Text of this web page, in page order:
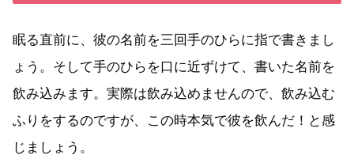
眠る直前に、彼の名前を三回手のひらに指で書きまし
ょう。そして手のひらを口に近ずけて、書いた名前を
飲み込みます。実際は飲み込めませんので、飲み込む
ふりをするのですが、この時本気で彼を飲んだ！と感
じましょう。